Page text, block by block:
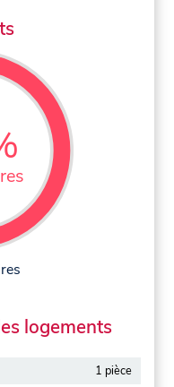
logements
1 pièce